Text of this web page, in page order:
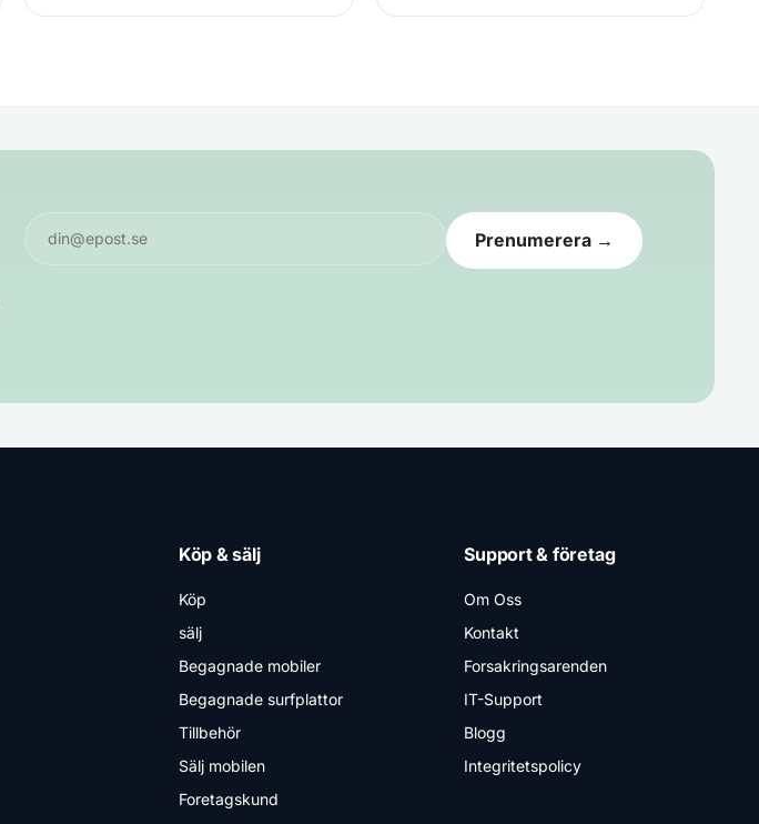
Köp & sälj
Köp
sälj
Begagnade mobiler
Begagnade surfplattor
Tillbehör
Sälj mobilen
Foretagskund
Support & företag
Om Oss
Kontakt
Forsakringsarenden
IT-Support
Blogg
Integritetspolicy